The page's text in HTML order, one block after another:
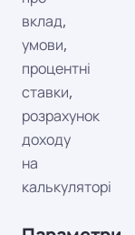
вклад,
умови,
процентні
ставки,
розрахунок
доходу
на
калькуляторі